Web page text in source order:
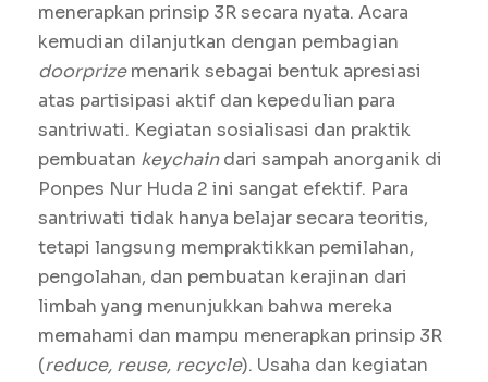
menerapkan prinsip 3R secara nyata. Acara
kemudian dilanjutkan dengan pembagian
doorprizemenarik sebagai bentuk apresiasi
atas partisipasi aktif dan kepedulian para
santriwati. Kegiatan sosialisasi dan praktik
pembuatan keychaindari sampah anorganik di
Ponpes Nur Huda 2 ini sangat efektif. Para
santriwati tidak hanya belajar secara teoritis,
tetapi langsung mempraktikkan pemilahan,
pengolahan, dan pembuatan kerajinan dari
limbah yang menunjukkan bahwa mereka
memahami dan mampu menerapkan prinsip 3R
(reduce, reuse, recycle). Usaha dan kegiatan